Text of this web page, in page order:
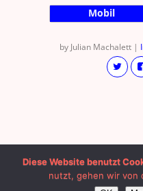
Mobil
by Julian Machalett |
Diese Website benutzt
nutzt, gehen wir von